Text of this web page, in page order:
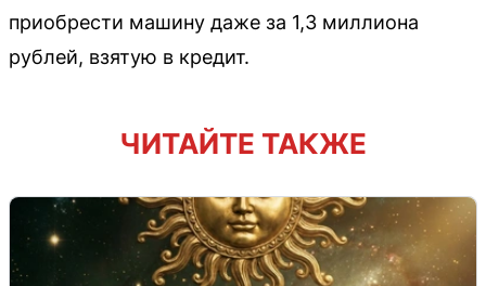
приобрести машину даже за 1,3 миллиона
рублей, взятую в кредит.
ЧИТАЙТЕ ТАКЖЕ